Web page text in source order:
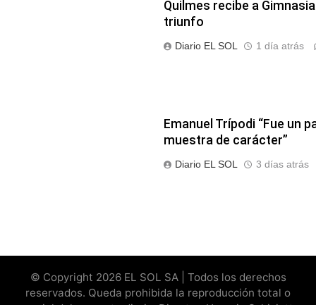
Quilmes recibe a
triunfo
Diario EL SOL 1 día atrás
Emanuel Trípodi “Fue un
muestra de carácter”
Diario EL SOL 3 días atrás
© Copyright 2026 EL SOL SA | Todos los derechos
reservados. Queda prohibida la reproducción total o